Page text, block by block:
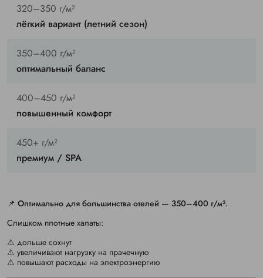
320–350 г/м²
лёгкий вариант (летний сезон)
350–400 г/м²
оптимальный баланс
400–450 г/м²
повышенный комфорт
450+ г/м²
премиум / SPA
📌 Оптимально для большинства отелей — 350–400 г/м².
Слишком плотные халаты:
⚠ дольше сохнут
⚠ увеличивают нагрузку на прачечную
⚠ повышают расходы на электроэнергию